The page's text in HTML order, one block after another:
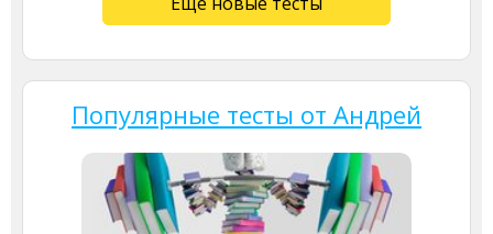
Популярные тесты от Андрей